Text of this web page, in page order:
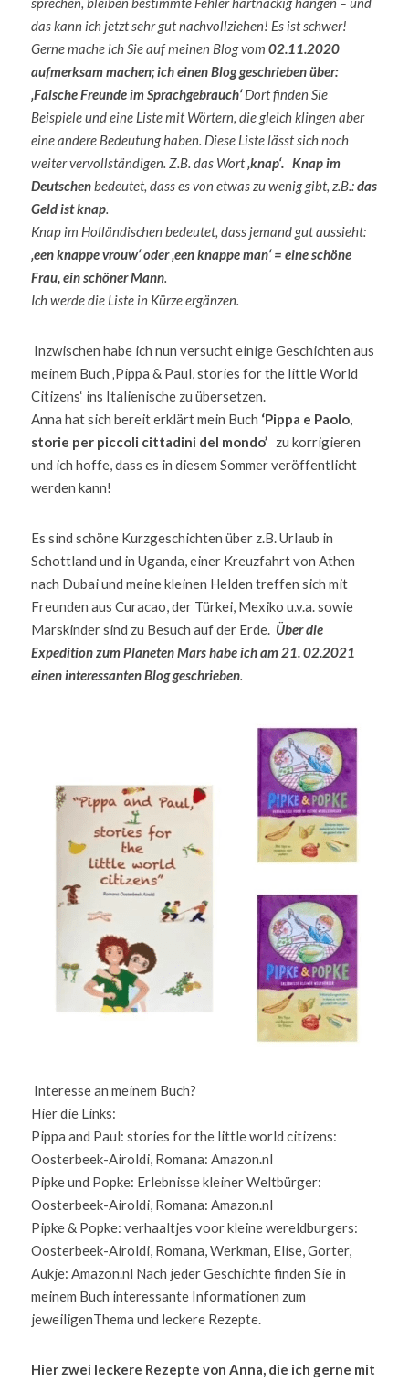
das kann ich jetzt sehr gut nachvollziehen! Es ist schwer!
Gerne mache ichSie auf meinen Blog vom 02.11.2020
aufmerksam machen; ich einen Blog geschrieben über:
‚Falsche Freunde im Sprachgebrauch‘ Dort finden Sie
Beispiele und eine Liste mit Wörtern, die gleich klingen aber
eine andere Bedeutung haben. Diese Liste lässt sich noch
weiter vervollständigen. Z.B. das Wort ‚knap‘. Knap im
Deutschen bedeutet, dass es von etwas zu wenig gibt, z.B.: das
Geld ist knap.
Knap im Holländischen bedeutet, dass jemand gut aussieht:
‚een knappe vrouw‘ oder ‚een knappe man‘ = eine schöne
Frau, ein schöner Mann.
Ich werde die Liste in Kürze ergänzen.
meinem Buch ‚Pippa & Paul, stories for the little World
Citizens‘ ins Italienische zu übersetzen.
Anna hat sich bereit erklärt mein Buch ‘Pippa e Paolo,
storie per piccoli cittadini del mondo’ zu korrigieren
und ich hoffe, dass es in diesem Sommer veröffentlicht
werden kann!
Es sind schöne Kurzgeschichten über z.B. Urlaub in
Schottland und in Uganda, einer Kreuzfahrt von Athen
nach Dubai und meine kleinen Helden treffen sich mit
Freunden aus Curacao, der Türkei, Mexiko u.v.a. sowie
Marskinder sind zu Besuch auf der Erde. Über die
Expedition zum Planeten Mars habe ich am 21. 02.2021
einen interessanten Blog geschrieben.
Hier die Links:
Pippa and Paul: stories for the little world citizens:
Oosterbeek-Airoldi, Romana: Amazon.nl
Pipke und Popke: Erlebnisse kleiner Weltbürger:
Oosterbeek-Airoldi, Romana: Amazon.nl
Pipke & Popke: verhaaltjes voor kleine wereldburgers:
Oosterbeek-Airoldi, Romana, Werkman, Elise, Gorter,
Aukje: Amazon.nl Nach jeder Geschichte finden Sie in
meinem Buch interessante Informationen zum
Hier zwei leckere Rezepte von Anna, die ich gerne mit